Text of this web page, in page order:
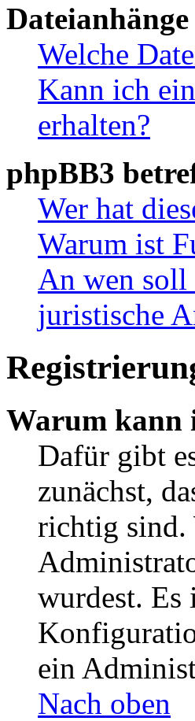
Dateianhänge
Welche
Kann ich
erhalten?
phpBB3
Wer hat
Warum ist
An wen soll
juristische
Warum kann
Dafür gibt
zunächst,
richtig sind.
wurdest. Es
ein
Nach oben